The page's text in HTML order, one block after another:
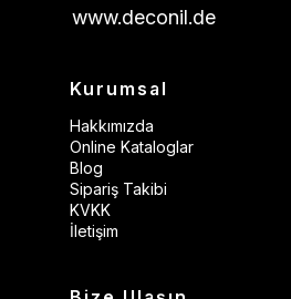
www.deconil.de
Kurumsal
Hakkımızda
Online Kataloglar
Blog
Sipariş Takibi
KVKK
İletişim